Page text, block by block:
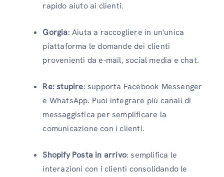
rapido aiuto ai clienti.
Gorgia: Aiuta a raccogliere in un'unica
piattaforma le domande dei clienti
provenienti da e-mail, social media e chat.
Re: stupire: supporta Facebook Messenger
e WhatsApp. Puoi integrare più canali di
messaggistica per semplificare la
comunicazione con i clienti.
Shopify Posta in arrivo: semplifica le
interazioni con i clienti consolidando le